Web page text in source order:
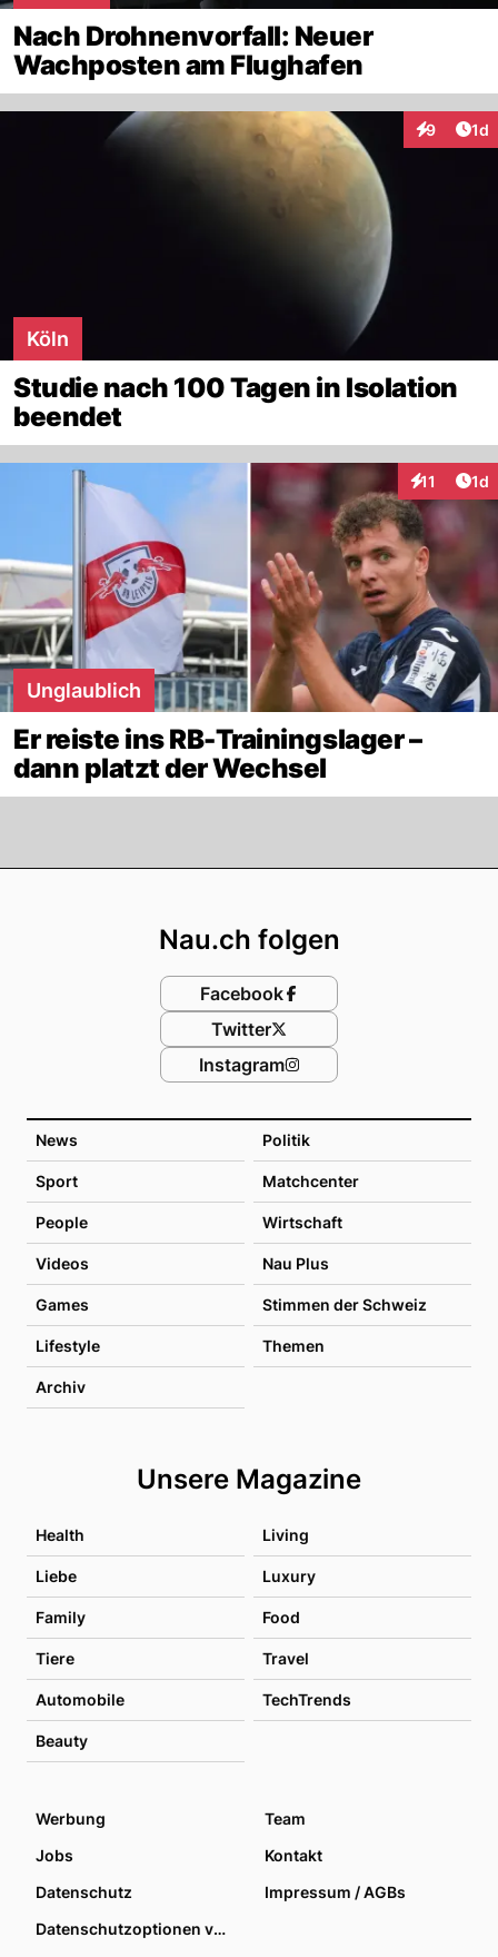
Nach Drohnenvorfall: Neuer
Wachposten am Flughafen
9 1d
Köln
Studie nach 100 Tagen in Isolation
beendet
11 1d
Unglaublich
Er reiste ins RB-Trainingslager –
dann platzt der Wechsel
News Politik
Sport Matchcenter
People Wirtschaft
Videos Nau Plus
Games Stimmen der Schweiz
Lifestyle Themen
Archiv
Unsere Magazine
Health Living
Liebe Luxury
Family Food
Tiere Travel
Automobile TechTrends
Beauty
Nau.ch folgen
Facebook
Twitter
Instagram
Werbung
Team
Jobs
Kontakt
Datenschutz
Impressum / AGBs
Datenschutzoptionen verwalten